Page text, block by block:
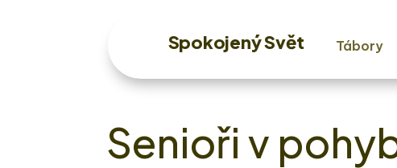
Spokojený Svět Tábory
Senioři v